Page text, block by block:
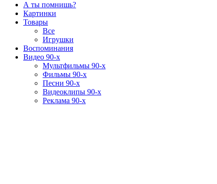
А ты помнишь?
Картинки
Товары
Все
Игрушки
Воспоминания
Видео 90-х
Мультфильмы 90-х
Фильмы 90-х
Песни 90-х
Видеоклипы 90-х
Реклама 90-х